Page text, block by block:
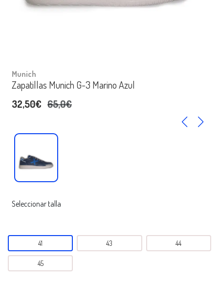
Munich
Zapatillas Munich G-3 Marino Azul
32,50€ 65,0€
Seleccionar talla
41 43 44
45